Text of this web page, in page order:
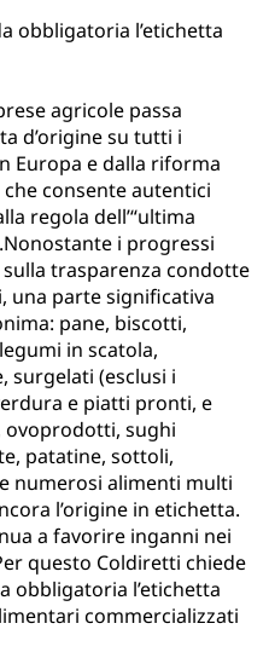
obbligatoria l’etichetta
agricole passa
d’origine su tutti i
Europa e dalla riforma
consente autentici
regola dell’“ultima
i progressi
trasparenza condotte
una parte significativa
pane, biscotti,
in scatola,
surgelati (esclusi i
e piatti pronti, e
sughi
patatine, sottoli,
numerosi alimenti multi
l’origine in etichetta.
a favorire inganni nei
questo Coldiretti chiede
obbligatoria l’etichetta
commercializzati